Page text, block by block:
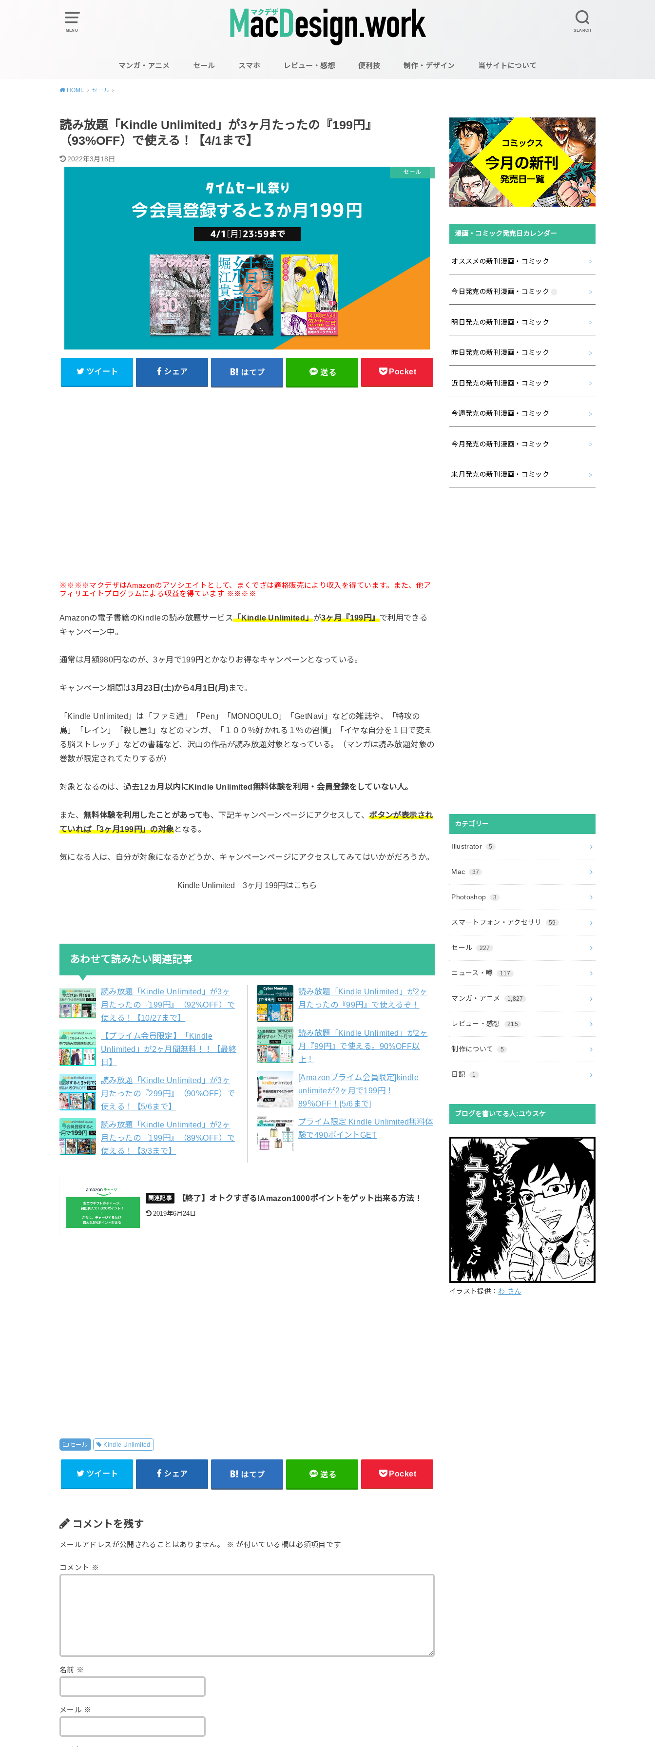
MENU SEARCH
マンガ・アニメ セール スマホ レビュー・感想 便利技 制作・デザイン 当サイトについて
HOME セール
読み放題「Kindle Unlimited」が3ヶ月たったの『199円』
（93%OFF）で使える！【4/1まで】
2022年3月18日
セール
ツイート シェア はてブ 送る Pocket
※※※※マクデザはAmazonのアソシエイトとして、まくでざは適格販売により収入を得ています。また、他ア
フィリエイトプログラムによる収益を得ています ※※※※
Amazonの電子書籍のKindleの読み放題サービス「Kindle Unlimited」が3ヶ月『199円』で利用できる
キャンペーン中。
通常は月額980円なのが、3ヶ月で199円とかなりお得なキャンペーンとなっている。
キャンペーン期間は3月23日(土)から4月1日(月) まで。
「Kindle Unlimited」は「ファミ通」「Pen」「MONOQULO」「GetNavi」などの雑誌や、「特攻の
島」「レイン」「殺し屋1」などのマンガ、「１００％好かれる１％の習慣」「イヤな自分を１日で変え
る脳ストレッチ」などの書籍など、沢山の作品が読み放題対象となっている。（マンガは読み放題対象の
巻数が限定されてたりするが）
対象となるのは、過去12ヵ月以内にKindle Unlimited無料体験を利用・会員登録をしていない人。
また、無料体験を利用したことがあっても、下記キャンペーンページにアクセスして、ボタンが表示され
ていれば「3ヶ月199円」の対象となる。
気になる人は、自分が対象になるかどうか、キャンペーンページにアクセスしてみてはいかがだろうか。
Kindle Unlimited 3ヶ月 199円はこちら
あわせて読みたい関連記事
読み放題「Kindle Unlimited」が3ヶ
月たったの『199円』（92%OFF）で
使える！【10/27まで】
【プライム会員限定】「Kindle
Unlimited」が2ヶ月間無料！！【最終
日】
読み放題「Kindle Unlimited」が3ヶ
月たったの『299円』（90%OFF）で
使える！【5/6まで】
読み放題「Kindle Unlimited」が2ヶ
月たったの『199円』（89%OFF）で
使える！【3/3まで】
読み放題「Kindle Unlimited」が2ヶ
月たったの『99円』で使えるぞ！
読み放題「Kindle Unlimited」が2ヶ
月『99円』で使える。90%OFF以
上！
[Amazonプライム会員限定]kindle
unlimiteが2ヶ月で199円！
89％OFF！[5/6まで]
プライム限定 Kindle Unlimited無料体
験で490ポイントGET
【終了】オトクすぎる!Amazon1000ポイントをゲット出来る方法！
2019年6月24日
セール Kindle Unlimited
ツイート シェア はてブ 送る Pocket
コメントを残す
メールアドレスが公開されることはありません。 ※ が付いている欄は必須項目です
コメント ※
名前 ※
メール ※
漫画・コミック発売日カレンダー
オススメの新刊漫画・コミック
今日発売の新刊漫画・コミック
明日発売の新刊漫画・コミック
昨日発売の新刊漫画・コミック
近日発売の新刊漫画・コミック
今週発売の新刊漫画・コミック
今月発売の新刊漫画・コミック
来月発売の新刊漫画・コミック
カテゴリー
Illustrator 5
Mac 37
Photoshop 3
スマートフォン・アクセサリ 59
セール 227
ニュース・噂 117
マンガ・アニメ 1,827
レビュー・感想 215
制作について 5
日記 1
ブログを書いてる人:ユウスケ
イラスト提供： わ さん